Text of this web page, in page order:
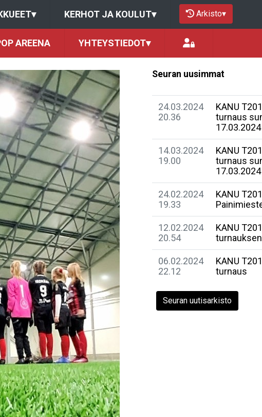
▾ KERHOT JA KOULUT▾ Arkisto▾
AREENA YHTEYSTIEDOT▾
Seuran uusimmat
24.03.2024
20.36
KANU
turnaus
14.03.2024
19.00
KANU
turnaus
17.03.2024
24.02.2024
19.33
KANU
12.02.2024
20.54
KANU
06.02.2024
22.12
KANU
turnaus
Seuran uutisarkisto